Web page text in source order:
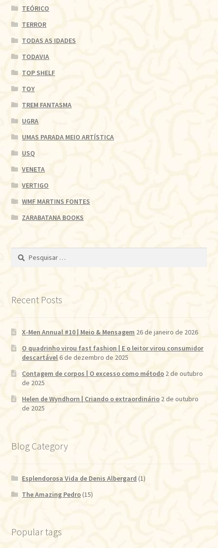
TEÓRICO
TERROR
TODAS AS IDADES
TODAVIA
TOP SHELF
TOY
TREM FANTASMA
UGRA
UMAS PARADA MEIO ARTÍSTICA
USQ
VENETA
VERTIGO
WMF MARTINS FONTES
ZARABATANA BOOKS
Pesquisar
Recent Posts
X-Men Annual #10 | Meio & Mensagem 26 de janeiro de 2026
O quadrinho virou fast fashion | E o leitor virou consumidor
descartável6 de dezembro de 2025
Contagem de corpos | O excesso como método 2 de outubro
de 2025
Helen de Wyndhorn | Criando o extraordinário 2 de outubro
de 2025
Blog Category
Esplendorosa Vida de Denis Albergard (1)
The Amazing Pedro (15)
Popular tags